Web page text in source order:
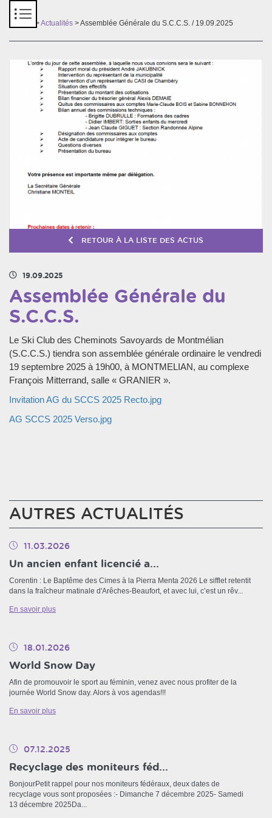
>Actualités > Assemblée Générale du S.C.C.S. / 19.09.2025
RETOUR À LA LISTE DES ACTUS
19.09.2025
Assemblée Générale du
S.C.C.S.
Le Ski Club des Cheminots Savoyards de Montmélian
(S.C.C.S.) tiendra son assemblée générale ordinaire le vendredi
19 septembre 2025 à 19h00, à MONTMELIAN, au complexe
François Mitterrand, salle « GRANIER ».
Invitation AG du SCCS 2025 Recto.jpg
AG SCCS 2025 Verso.jpg
AUTRES ACTUALITÉS
11.03.2026
Un ancien enfant licencié a...
Corentin : Le Baptême des Cimes à la Pierra Menta 2026 Le sifflet retentit
dans la fraîcheur matinale d'Arêches-Beaufort, et avec lui, c’est un rêv...
En savoir plus
18.01.2026
World Snow Day
Afin de promouvoir le sport au féminin, venez avec nous profiter de la
journée World Snow day. Alors à vos agendas!!!
En savoir plus
07.12.2025
Recyclage des moniteurs féd...
BonjourPetit rappel pour nos moniteurs fédéraux, deux dates de
recyclage vous sont proposées :- Dimanche 7 décembre 2025- Samedi
13 décembre 2025Da...